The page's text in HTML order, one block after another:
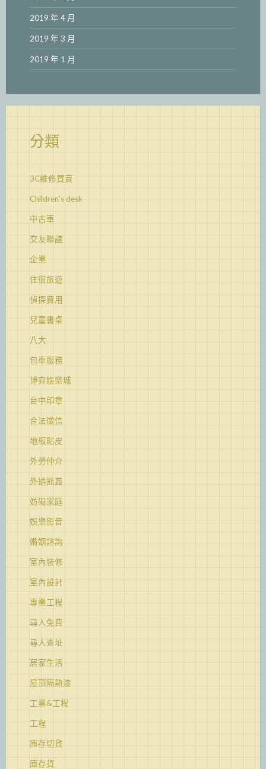
2019 年 4 月
2019 年 3 月
2019 年 1 月
分類
3C維修買賣
Children's desk
中古車
交友聯誼
企業
住宿旅遊
偵探費用
兒童書桌
八大
包車服務
博弈娛樂城
台中印章
合法徵信
地板貼皮
外勞仲介
外遇抓姦
妨礙家庭
娛樂影音
婚姻諮詢
室內裝修
室內設計
專業工程
尋人免費
尋人查址
居家生活
屋頂隔熱漆
工業&工程
工程
庫存切貨
庫存貨